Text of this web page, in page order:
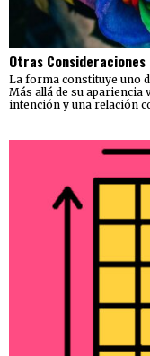
Otras
La forma constituye uno
Más allá de su apariencia
intención y una relación